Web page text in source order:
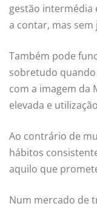
gestão intermédia
a contar, mas
Também pode
sobretudo
com a imagem da
elevada e
Ao contrário de
hábitos
aquilo que
Num mercado de